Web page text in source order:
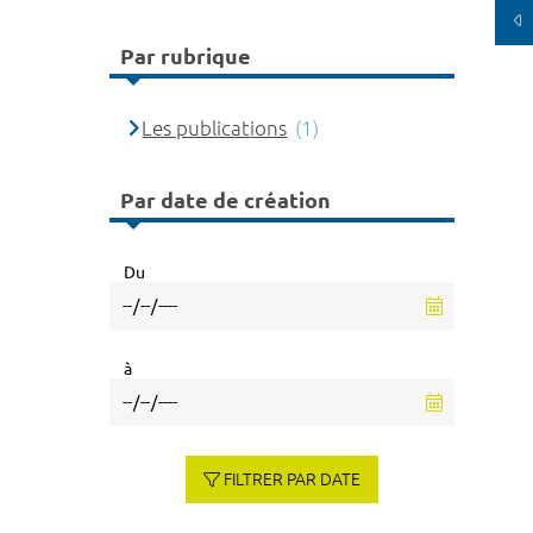
Par rubrique
Les publications (1)
Par date de création
Du
à
FILTRER PAR DATE